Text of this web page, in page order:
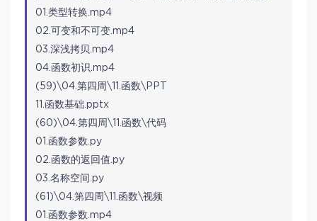
01.类型转换.mp4
02.可变和不可变.mp4
03.深浅拷贝.mp4
04.函数初识.mp4
(59)\04.第四周\11.函数\PPT
11.函数基础.pptx
(60)\04.第四周\11.函数\代码
01.函数参数.py
02.函数的返回值.py
03.名称空间.py
(61)\04.第四周\11.函数\视频
01.函数参数.mp4